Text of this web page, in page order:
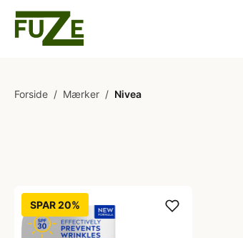
Forside / Mærker / Nivea
SPAR 20%